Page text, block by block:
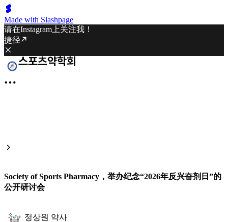
Made with Slashpage
请在Instagram上关注我！
捷径
Society of Sports Pharmacy，举办纪念“2026年反兴奋剂日”的
公开研讨会
정상원 약사